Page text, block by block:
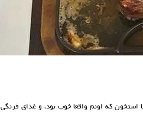
استخون که اونم واقعا خوب بود، و غذای